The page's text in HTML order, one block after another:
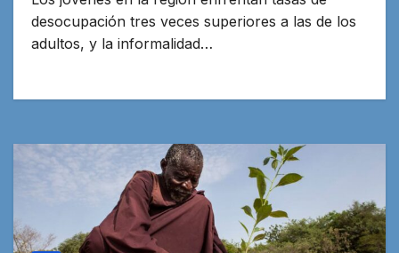
desocupación tres veces superiores a las de los
adultos, y la informalidad…